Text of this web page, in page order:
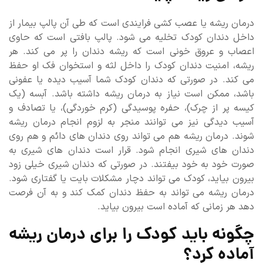
درمان ریشه یا عصب کشی فرایندی است که طی آن پالپ بیمار از
داخل دندان کودک تخلیه می شود. پالپ بافتی است که حاوی
اعصاب و عروق خونی است که ریشه دندان را پر می کند. هر
ریشه، امنیت دندان کودک را داخل لثه و استخوان فک او حفظ
می کند. در صورتی که دندان کودک شما آسیب دیده یا عفونی
باشد، ممکن است نیاز به درمان ریشه داشته باشد. آبسه (یک
کیسه پر از چرک)، حفره پوسیدگی (کرم خوردگی)، یا تصادف و
آسیب دیدگی نیز می توانند منجر به لزوم انجام درمان ریشه
شوند. درمان ریشه هم می تواند روی دندان های دائم و هم روی
دندان های شیری انجام شود. قرار است دندان های شیری به
صورت خود به خود بیفتند. در صورتی که دندان شیری خیلی زود
بیرون بیاید، کودک می تواند دچار مشکلات بایت یا گفتاری شود.
درمان ریشه می تواند به حفظ دندان کمک کند و به آن فرصت
دهد هر زمانی که آماده است بیرون بیاید.
چگونه باید کودک را برای درمان ریشه
آماده کرد؟